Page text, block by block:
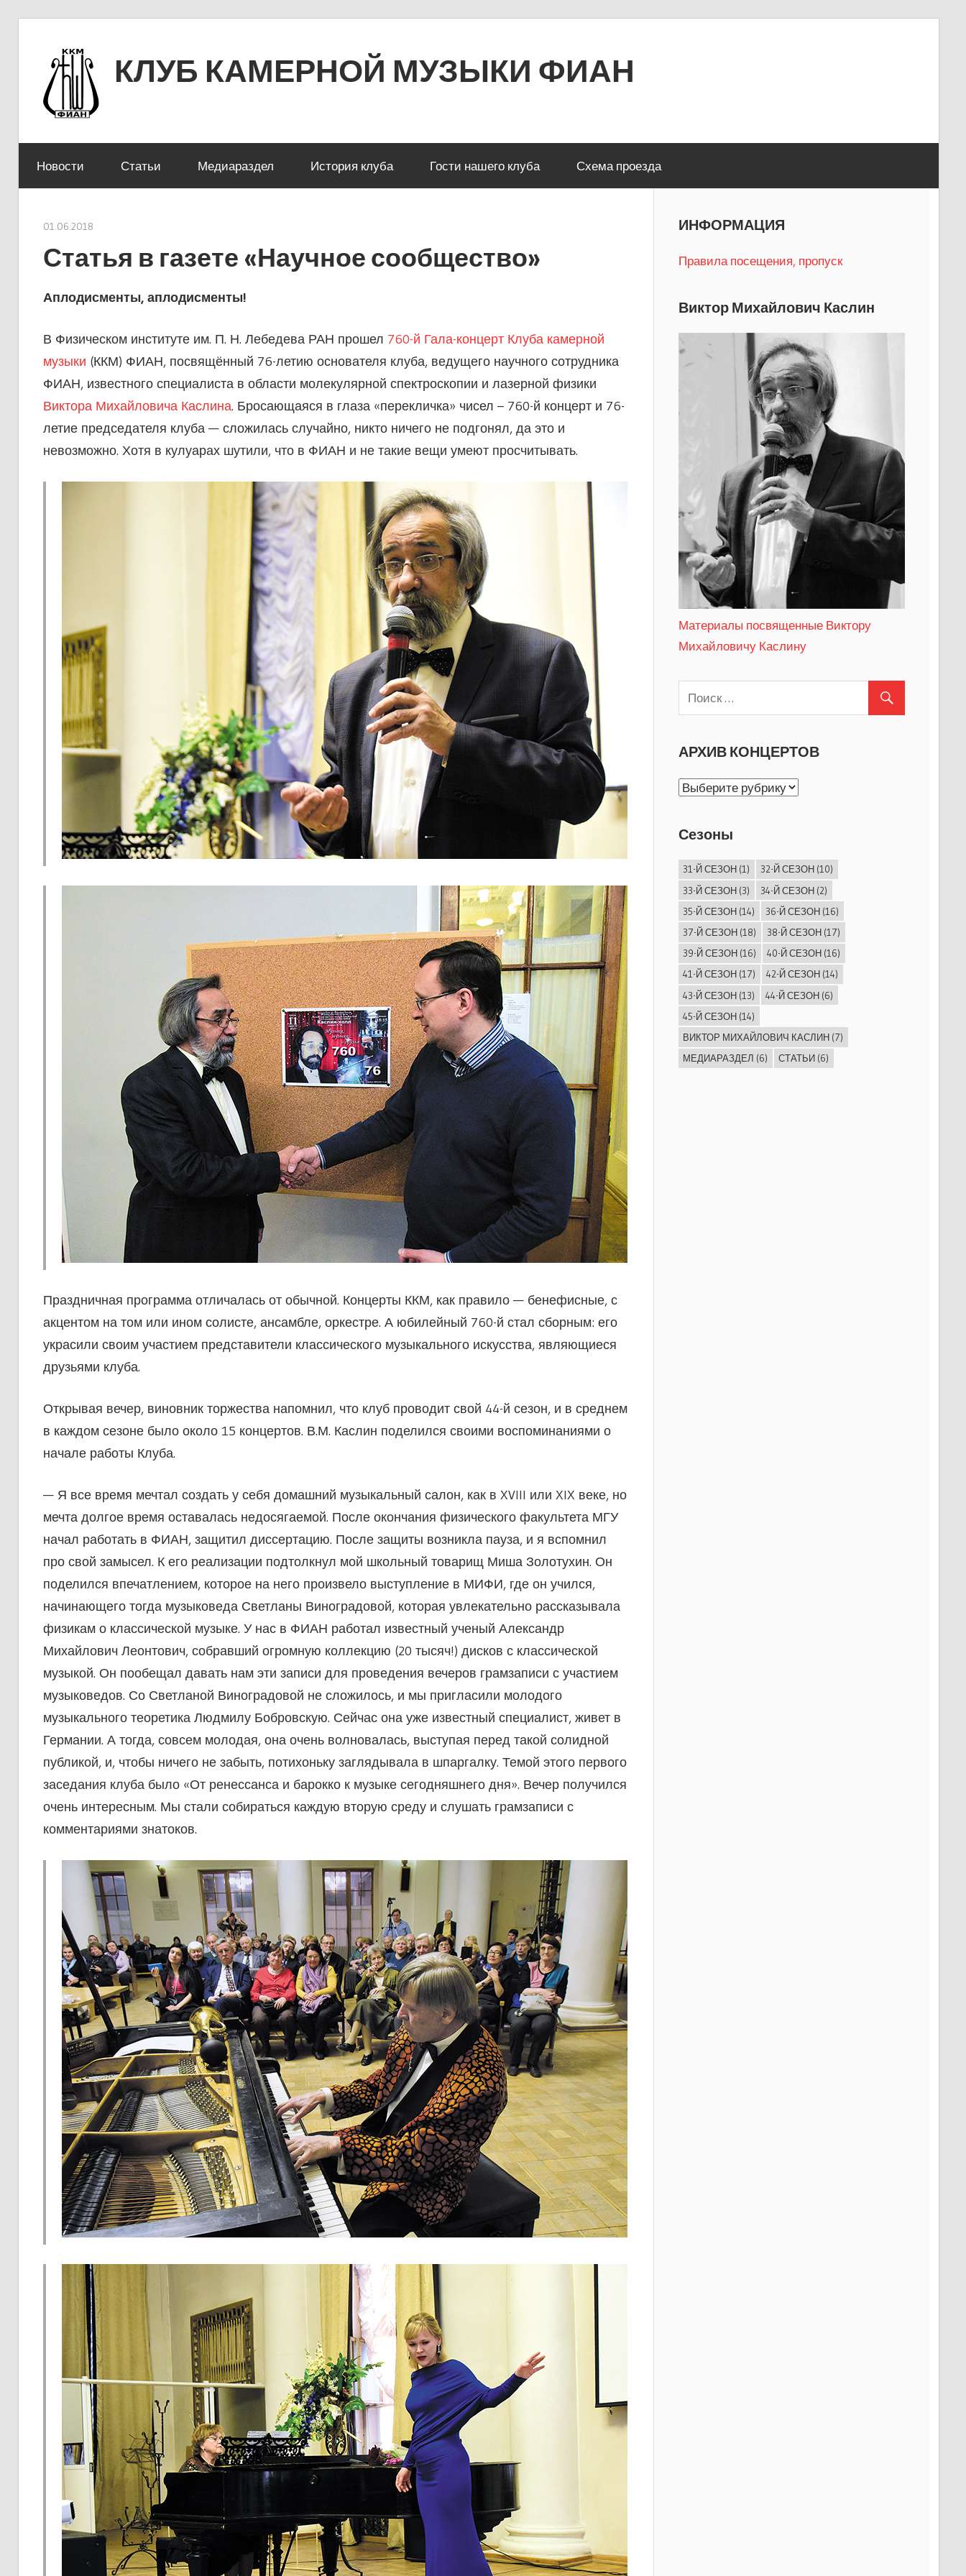
содержимому
КЛУБ КАМЕРНОЙ МУЗЫКИ ФИАН
Новости Статьи Медиараздел История клуба Гости нашего клуба Схема проезда
01.06.2018
Статья в газете «Научное сообщество»
Аплодисменты, аплодисменты!
В Физическом институте им. П. Н. Лебедева РАН прошел 760-й Гала-концерт Клуба камерной
музыки (ККМ) ФИАН, посвящённый 76-летию основателя клуба, ведущего научного сотрудника
ФИАН, известного специалиста в области молекулярной спектроскопии и лазерной физики
Виктора Михайловича Каслина. Бросающаяся в глаза «перекличка» чисел – 760-й концерт и 76-
летие председателя клуба — сложилась случайно, никто ничего не подгонял, да это и
невозможно. Хотя в кулуарах шутили, что в ФИАН и не такие вещи умеют просчитывать.
Праздничная программа отличалась от обычной. Концерты ККМ, как правило — бенефисные, с
акцентом на том или ином солисте, ансамбле, оркестре. А юбилейный 760-й стал сборным: его
украсили своим участием представители классического музыкального искусства, являющиеся
друзьями клуба.
Открывая вечер, виновник торжества напомнил, что клуб проводит свой 44-й сезон, и в среднем
в каждом сезоне было около 15 концертов. В.М. Каслин поделился своими воспоминаниями о
начале работы Клуба.
— Я все время мечтал создать у себя домашний музыкальный салон, как в XVIII или XIX веке, но
мечта долгое время оставалась недосягаемой. После окончания физического факультета МГУ
начал работать в ФИАН, защитил диссертацию. После защиты возникла пауза, и я вспомнил
про свой замысел. К его реализации подтолкнул мой школьный товарищ Миша Золотухин. Он
поделился впечатлением, которое на него произвело выступление в МИФИ, где он учился,
начинающего тогда музыковеда Светланы Виноградовой, которая увлекательно рассказывала
физикам о классической музыке. У нас в ФИАН работал известный ученый Александр
Михайлович Леонтович, собравший огромную коллекцию (20 тысяч!) дисков с классической
музыкой. Он пообещал давать нам эти записи для проведения вечеров грамзаписи с участием
музыковедов. Со Светланой Виноградовой не сложилось, и мы пригласили молодого
музыкального теоретика Людмилу Бобровскую. Сейчас она уже известный специалист, живет в
Германии. А тогда, совсем молодая, она очень волновалась, выступая перед такой солидной
публикой, и, чтобы ничего не забыть, потихоньку заглядывала в шпаргалку. Темой этого первого
заседания клуба было «От ренессанса и барокко к музыке сегодняшнего дня». Вечер получился
очень интересным. Мы стали собираться каждую вторую среду и слушать грамзаписи с
комментариями знатоков.
ИНФОРМАЦИЯ
Правила посещения, пропуск
Виктор Михайлович Каслин
Материалы посвященные Виктору
Михайловичу Каслину
АРХИВ КОНЦЕРТОВ
АРХИВ
Сезоны
31-Й СЕЗОН (1) 32-Й СЕЗОН (10)
33-Й СЕЗОН (3) 34-Й СЕЗОН (2)
35-Й СЕЗОН (14) 36-Й СЕЗОН (16)
37-Й СЕЗОН (18) 38-Й СЕЗОН (17)
39-Й СЕЗОН (16) 40-Й СЕЗОН (16)
41-Й СЕЗОН (17) 42-Й СЕЗОН (14)
43-Й СЕЗОН (13) 44-Й СЕЗОН (6)
45-Й СЕЗОН (14)
ВИКТОР МИХАЙЛОВИЧ КАСЛИН (7)
МЕДИАРАЗДЕЛ (6) СТАТЬИ (6)